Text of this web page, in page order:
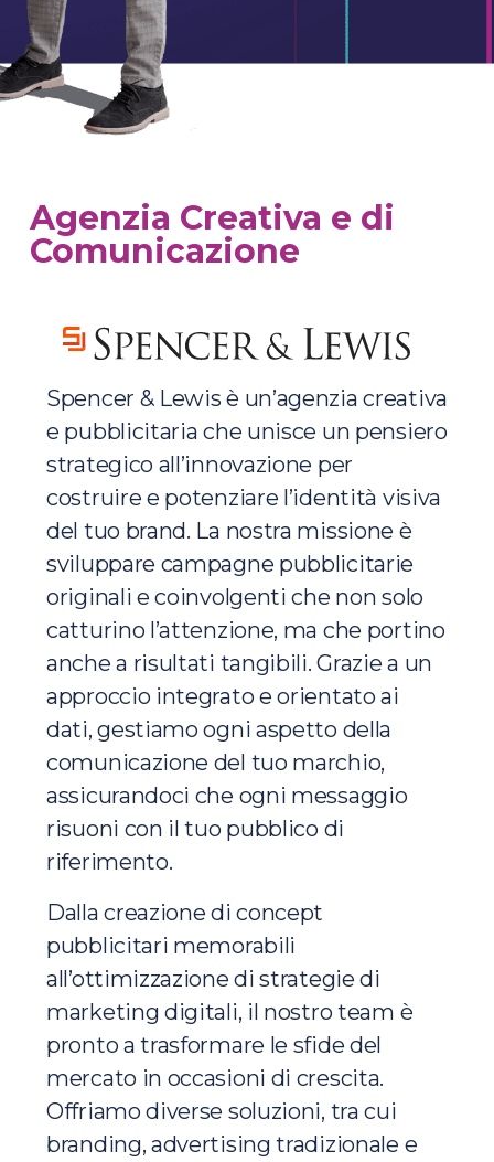
Agenzia Creativa e di
Comunicazione
Spencer & Lewis è un’agenzia creativa
e pubblicitaria che unisce un pensiero
strategico all’innovazione per
costruire e potenziare l’identità visiva
del tuo brand. La nostra missione è
sviluppare campagne pubblicitarie
originali e coinvolgenti che non solo
catturino l’attenzione, ma che portino
anche a risultati tangibili. Grazie a un
approccio integrato e orientato ai
dati, gestiamo ogni aspetto della
comunicazione del tuo marchio,
assicurandoci che ogni messaggio
risuoni con il tuo pubblico di
riferimento.
Dalla creazione di concept
pubblicitari memorabili
all’ottimizzazione di strategie di
marketing digitali, il nostro team è
pronto a trasformare le sfide del
mercato in occasioni di crescita.
Offriamo diverse soluzioni, tra cui
branding, advertising tradizionale e